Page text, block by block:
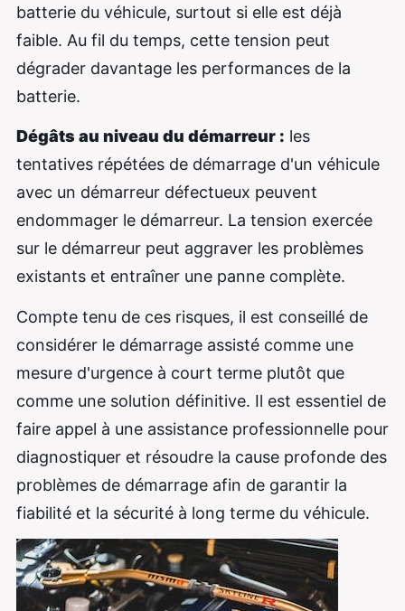
batterie du véhicule, surtout si elle est déjà
faible. Au fil du temps, cette tension peut
dégrader davantage les performances de la
batterie.
Dégâts au niveau du démarreur : les
tentatives répétées de démarrage d'un véhicule
avec un démarreur défectueux peuvent
endommager le démarreur. La tension exercée
sur le démarreur peut aggraver les problèmes
existants et entraîner une panne complète.
Compte tenu de ces risques, il est conseillé de
considérer le démarrage assisté comme une
mesure d'urgence à court terme plutôt que
comme une solution définitive. Il est essentiel de
faire appel à une assistance professionnelle pour
diagnostiquer et résoudre la cause profonde des
problèmes de démarrage afin de garantir la
fiabilité et la sécurité à long terme du véhicule.